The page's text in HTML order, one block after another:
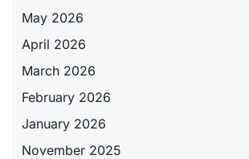
May 2026
April 2026
March 2026
February 2026
January 2026
November 2025